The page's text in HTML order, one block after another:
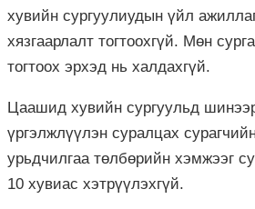
хувийн сургуулиудын үйл
хязгаарлалт тогтоохгүй. Мөн
тогтоох эрхэд нь халдахгүй.
Цаашид хувийн сургуульд
үргэлжлүүлэн суралцах
урьдчилгаа төлбөрийн хэмжээг
10 хувиас хэтрүүлэхгүй.